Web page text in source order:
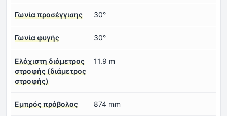
Γωνία προσέγγισης 30°
Γωνία φυγής 30°
Ελάχιστη διάμετρος
στροφής (διάμετρος
στροφής)
11.9 m
Εμπρός πρόβολος 874 mm